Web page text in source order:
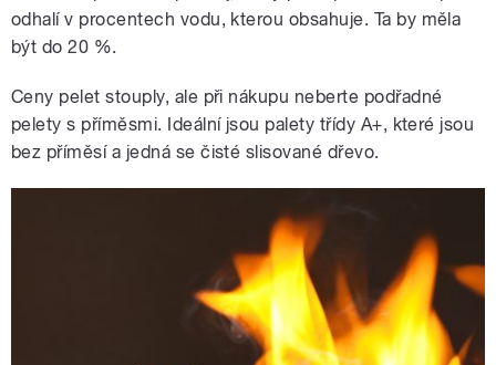
odhalí v procentech vodu, kterou obsahuje. Ta by měla
být do 20 %.
Ceny pelet stouply, ale při nákupu neberte podřadné
pelety s příměsmi. Ideální jsou palety třídy A+, které jsou
bez příměsí a jedná se čisté slisované dřevo.